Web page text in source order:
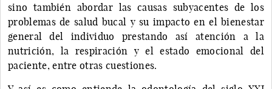
sino también abordar las causas subyacentes de los
problemas de salud bucal y su impacto en el bienestar
general del individuo prestando así atención a la
nutrición, la respiración y el estado emocional del
paciente, entre otras cuestiones.